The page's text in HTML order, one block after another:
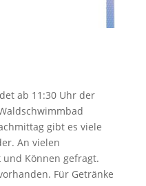
ab 11:30 Uhr der
gibt es viele
An vielen
und Können gefragt.
Für Getränke